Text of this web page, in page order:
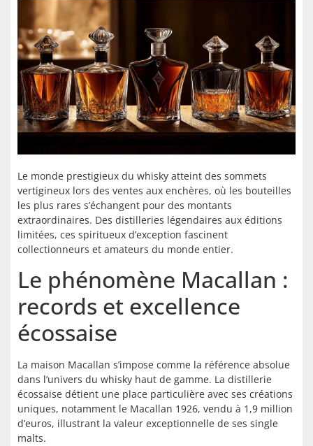
Le monde prestigieux du whisky atteint des sommets
vertigineux lors des ventes aux enchères, où les bouteilles
les plus rares s’échangent pour des montants
extraordinaires. Des distilleries légendaires aux éditions
limitées, ces spiritueux d’exception fascinent
collectionneurs et amateurs du monde entier.
Le phénomène Macallan :
records et excellence
écossaise
La maison Macallan s’impose comme la référence absolue
dans l’univers du whisky haut de gamme. La distillerie
écossaise détient une place particulière avec ses créations
uniques, notamment le Macallan 1926, vendu à 1,9 million
d’euros, illustrant la valeur exceptionnelle de ses single
malts.